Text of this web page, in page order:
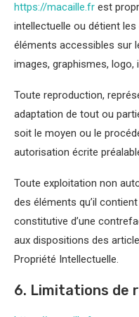
https://macaille.fr est
intellectuelle ou détient
éléments accessibles sur
images, graphismes, logo,
Toute reproduction,
adaptation de tout ou
soit le moyen ou le
autorisation écrite
Toute exploitation non
des éléments qu’il
constitutive d’une
aux dispositions des
Propriété Intellectuelle.
6. Limitations de